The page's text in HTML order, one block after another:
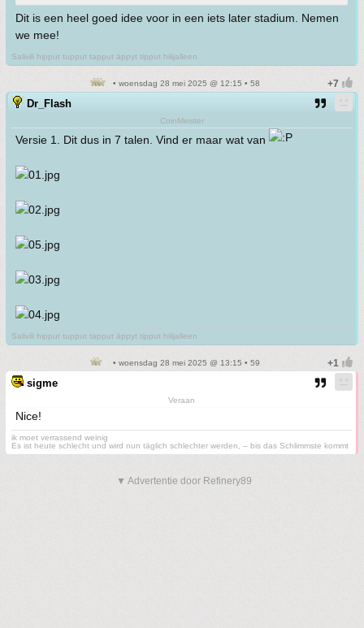
Dit is een heel goed idee voor in een iets later stadium. Nemen
we mee!
Salivili hipput tupput tapput äppyt tipput hilijalleen
• woensdag 28 mei 2025 @ 12:15 • 58
Dr_Flash
CoinMeister
Versie 1. Dit dus in 7 talen. Vind er maar wat van
Salivili hipput tupput tapput äppyt tipput hilijalleen
• woensdag 28 mei 2025 @ 13:15 • 59
sigme
Veraan
Nice!
ik moet verrassend weinig
Es ist heute schlecht und wird nun täglich schlechter werden, – bis das Schlimmste kommt
▼ Advertentie door Refinery89